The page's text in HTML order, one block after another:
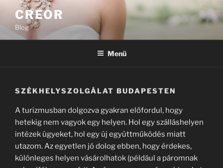
Tartalomhoz
CREOR
Blog
Menü
SZÉKHELYSZOLGÁLAT BUDAPESTEN
A turizmusban dolgozva gyakran előfordul, hogy
hetekig nem vagyok egy helyen. Hol egy szálláshelyen
intézek ügyeket, hol egy új együttműködés miatt
utazom. Az egyetlen jó dolog ebben, hogy érdekes,
különleges helyen vásárolhatok (például a páromnak